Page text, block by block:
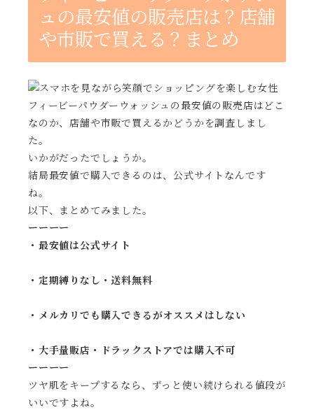
ュの最安値の販売店は？店舗
や市販で買える？まとめ
フィービーパウダーウォッシュの最安値の販売店はどこ
なのか、店舗や市販で買えるかどうかを調査しまし
た。
いかがだったでしょうか。
結局最安値で購入できるのは、公式サイトなんです
ね。
以下、まとめてみました。
ーーーー
・最安値は公式サイト
・定期縛りなし・送料無料
・メルカリでも購入できるがオススメはしない
・大手量販店・ドラックストアでは購入不可
ーーーー
ツヤ肌をキープするなら、ずっと使い続けられる値段が
いいですよね。